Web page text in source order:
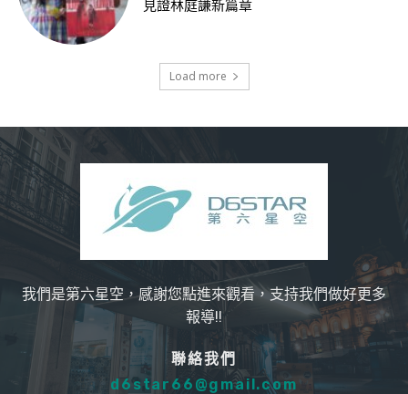
見證林庭謙新篇章
Load more
我們是第六星空，感謝您點進來觀看，支持我們做好更多
報導!!
聯絡我們
d6star66@gmail.com